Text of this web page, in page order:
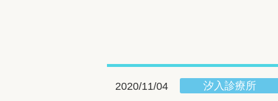
2020/11/04 汐入診療所